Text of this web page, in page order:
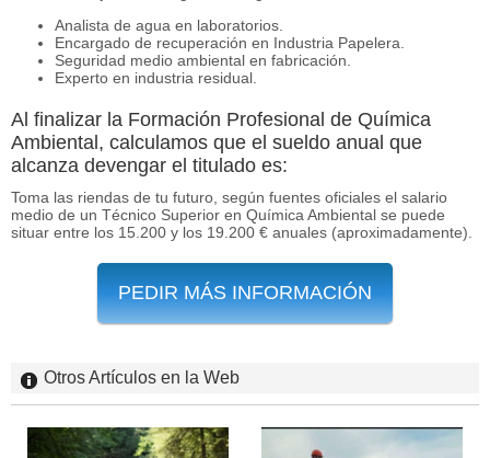
Analista de agua en laboratorios.
Encargado de recuperación en Industria Papelera.
Seguridad medio ambiental en fabricación.
Experto en industria residual.
Al finalizar la Formación Profesional de Química
Ambiental, calculamos que el sueldo anual que
alcanza devengar el titulado es:
Toma las riendas de tu futuro, según fuentes oficiales el salario
medio de un Técnico Superior en Química Ambiental se puede
situar entre los 15.200 y los 19.200 € anuales (aproximadamente).
PEDIR MÁS INFORMACIÓN
Otros Artículos en la Web